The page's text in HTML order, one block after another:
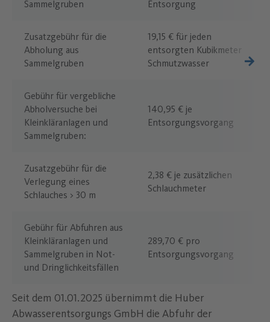
Sammelgruben Entsorgung
Zusatzgebühr für die
Abholung aus
Sammelgruben
19,15 € für jeden
entsorgten Kubikmeter
Schmutzwasser
Gebühr für vergebliche
Abholversuche bei
Kleinkläranlagen und
Sammelgruben:
140,95 € je
Entsorgungsvorgang
Zusatzgebühr für die
Verlegung eines
Schlauches > 30 m
2,38 € je zusätzlichen
Schlauchmeter
Gebühr für Abfuhren aus
Kleinkläranlagen und
Sammelgruben in Not-
und Dringlichkeitsfällen
289,70 € pro
Entsorgungsvorgang
Seit dem 01.01.2025 übernimmt die Huber
Abwasserentsorgungs GmbH die Abfuhr der